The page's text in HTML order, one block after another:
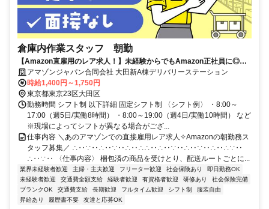
倉庫内作業スタッフ 朝勤
【Amazon直雇用のレア求人！】未経験からでもAmazon正社員に◎髪
色自由◎福利厚生充実！時給UP！
アマゾンジャパン合同会社 大田新A棟デリバリーステーション
時給1,400円～1,750円
東京都東京23区大田区
勤務時間 シフト制 以下詳細 固定シフト制 〈シフト例〉 ・8:00～
17:00（週5日/実働8時間） ・8:00～19:00（週4日/実働10時間） など
※現場によってシフトが異なる場合がござ...
仕事内容 ＼あのアマゾンでの直接雇用レア求人✧Amazonの朝勤務ス
タッフ募集／ ∴‥∵‥∴‥∵‥∴‥∴∴‥∴‥∵‥∴‥∵‥∴‥∴∵‥
∴‥∵‥ 〈仕事内容〉 梱包済の商品を受けとり、配送ルートごとに...
業界未経験者歓迎 主婦・主夫歓迎 フリーター歓迎 社会保険あり
即日勤務OK
未経験者歓迎
交通費全額支給 経験者歓迎 有資格者歓迎 研修あり
社会保険完備
ブランクOK
交通費支給 長期歓迎 フルタイム歓迎 シフト制
服装自由
昇給あり
履歴書不要 友達と応募OK